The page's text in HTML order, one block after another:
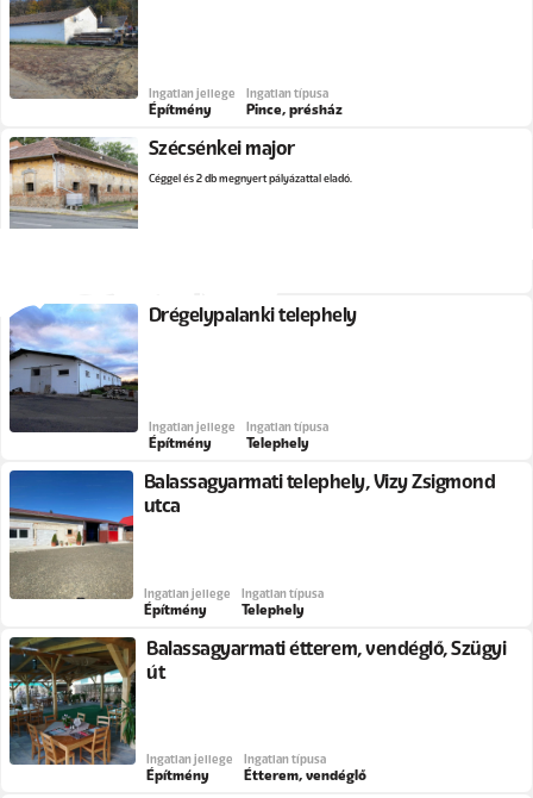
Ingatlan jellege
Építmény
Ingatlan típusa
Pince, présház
Szécsénkei major
Céggel és 2 db megnyert pályázattal eladó.
Drégelypalánki telephely
Ingatlan jellege
Építmény
Ingatlan típusa
Telephely
Balassagyarmati telephely, Vizy Zsigmond
utca
Ingatlan jellege
Építmény
Ingatlan típusa
Telephely
Balassagyarmati étterem, vendéglő, Szügyi
út
Ingatlan jellege
Építmény
Ingatlan típusa
Étterem, vendéglő